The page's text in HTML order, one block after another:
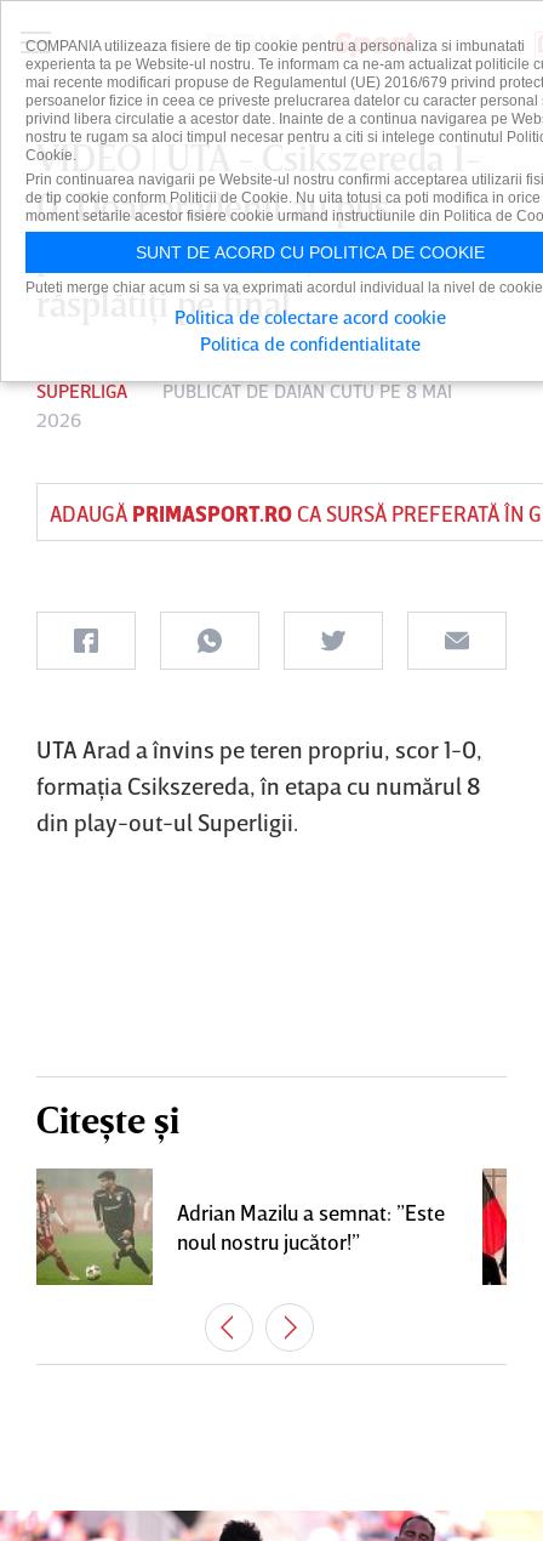
VIDEO | UTA - Csikszereda 1-
0. Doar arădenii au pus
probleme în atac şi au fost
răsplătiţi pe final
SUPERLIGA PUBLICAT DEDAIAN CUTUPE 8 MAI
2026
ADAUGĂ PRIMASPORT.ROCA SURSĂ PREFERATĂ ÎN
UTA Arad a învins pe teren propriu, scor 1-0,
formaţia Csikszereda, în etapa cu numărul 8
din play-out-ul Superligii.
Citește și
Adrian Mazilu a semnat: ”Este
noul nostru jucător!”
COMPANIA utilizeaza fisiere de tip cookie pentru a personaliza si imbunatati
experienta ta pe Website-ul nostru. Te informam ca ne-am actualizat politicile
mai recente modificari propuse de Regulamentul (UE) 2016/679 privind
persoanelor fizice in ceea ce priveste prelucrarea datelor cu caracter personal
privind libera circulatie a acestor date. Inainte de a continua navigarea pe
nostru te rugam sa aloci timpul necesar pentru a citi si intelege continutul
Cookie.
Prin continuarea navigarii pe Website-ul nostru confirmi acceptarea utilizarii
de tip cookie conform Politicii de Cookie. Nu uita totusi ca poti modifica in orice
moment setarile acestor fisiere cookie urmand instructiunile din Politica de
SUNT DE ACORD CU POLITICA DE COOKIE
Puteti merge chiar acum si sa va exprimati acordul individual la nivel de
Politica de colectare acord cookie
Politica de confidentialitate